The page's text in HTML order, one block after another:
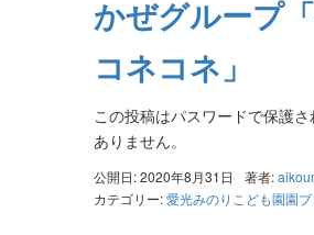
かぜグループ
コネコネ」
この投稿はパスワードで保護
ありません。
公開日: 2020年8月31日 著者:
カテゴリー:愛光みのりこども園園